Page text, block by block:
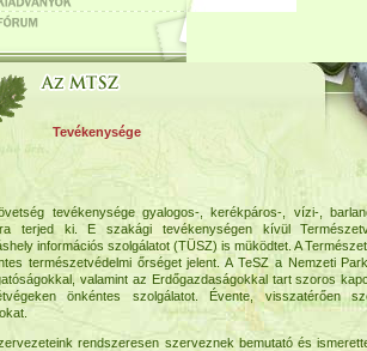
Tevékenysége
tevékenysége gyalogos-, kerékpáros-, vízi-,
terjed ki. E szakági tevékenységen kívül
információs szolgálatot (TÜSZ) is müködtet. A
természetvédelmi őrséget jelent. A TeSZ a Nemzeti
valamint az Erdőgazdaságokkal tart szoros
önkéntes szolgálatot. Évente, visszatérően
rendszeresen szerveznek bemutató és